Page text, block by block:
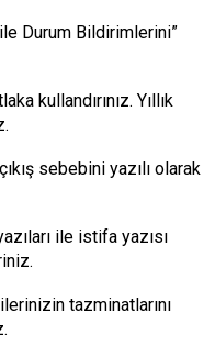
Durum Bildirimlerini”
kullandırınız. Yıllık
sebebini yazılı olarak
ile istifa yazısı
tazminatlarını